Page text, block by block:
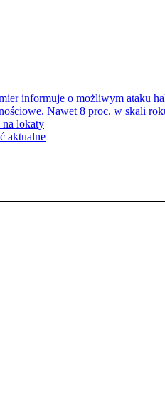
informuje o możliwym ataku
Nawet 8 proc. w skali
na lokaty
aktualne